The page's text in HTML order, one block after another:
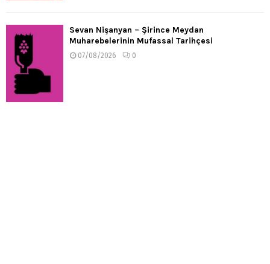
Sevan Nişanyan – Şirince Meydan
Muharebelerinin Mufassal Tarihçesi
07/08/2026 0